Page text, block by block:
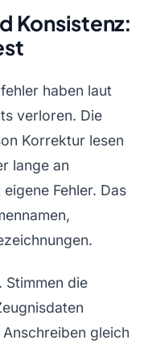
Konsistenz:
haben laut
verloren. Die
Korrektur lesen
lange an
Fehler. Das
Stimmen die
gleich